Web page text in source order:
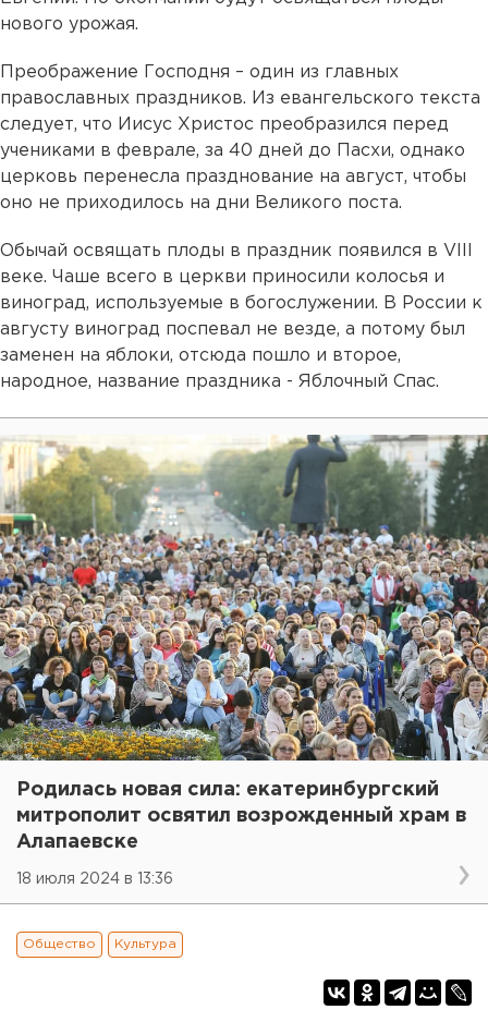
нового урожая.
Преображение Господня – один из главных
православных праздников. Из евангельского текста
следует, что Иисус Христос преобразился перед
учениками в феврале, за 40 дней до Пасхи, однако
церковь перенесла празднование на август, чтобы
оно не приходилось на дни Великого поста.
Обычай освящать плоды в праздник появился в VIII
веке. Чаше всего в церкви приносили колосья и
виноград, используемые в богослужении. В России к
августу виноград поспевал не везде, а потому был
заменен на яблоки, отсюда пошло и второе,
народное, название праздника - Яблочный Спас.
Родилась новая сила: екатеринбургский
митрополит освятил возрожденный храм в
Алапаевске
18 июля 2024 в 13:36
Общество Культура